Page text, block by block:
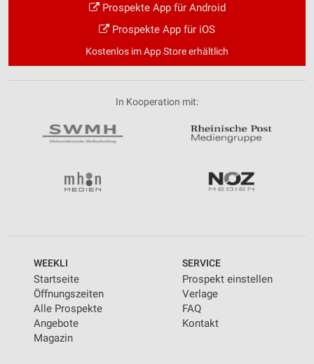
Prospekte App für Android
Prospekte App für iOS
Kostenlos im App Store erhältlich
In Kooperation mit:
WEEKLI
Startseite
Öffnungszeiten
Alle Prospekte
Angebote
Magazin
SERVICE
Prospekt einstellen
Verlage
FAQ
Kontakt